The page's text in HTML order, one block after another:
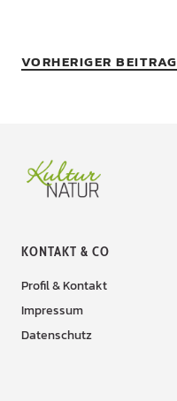
VORHERIGER BEITRAG
KONTAKT & CO
Profil & Kontakt
Impressum
Datenschutz